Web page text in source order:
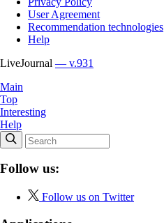
User Agreement
Recommendation technologies
Help
LiveJournal — v.931
Main
Top
Interesting
Help
Follow us:
Follow us on Twitter